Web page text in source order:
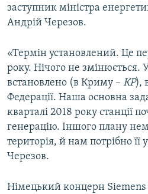
заступник міністра
Андрій Черезов.
«Термін установлений. Це
року. Нічого не змінюється.
встановлено (в Криму – КР),
Федерації. Наша основна
кварталі 2018 року станції
генерацію. Іншого плану
територія, й нам потрібно її
Черезов.
Німецький концерн Siemens